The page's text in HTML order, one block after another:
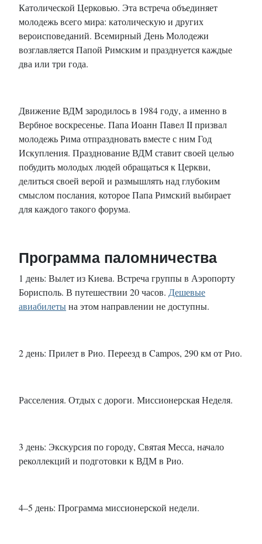
Католической Церковью. Эта встреча объединяет
молодежь всего мира: католическую и других
вероисповеданий. Всемирный День Молодежи
возглавляется Папой Римским и празднуется каждые
два или три года.
Движение ВДМ зародилось в 1984 году, а именно в
Вербное воскресенье. Папа Иоанн Павел II призвал
молодежь Рима отпраздновать вместе с ним Год
Искупления. Празднование ВДМ ставит своей целью
побудить молодых людей обращаться к Церкви,
делиться своей верой и размышлять над глубоким
смыслом послания, которое Папа Римский выбирает
для каждого такого форума.
Программа паломничества
1 день: Вылет из Киева. Встреча группы в Аэропорту
Борисполь. В путешествии 20 часов. Дешевые
авиабилетына этом направлении не доступны.
2 день: Прилет в Рио. Переезд в Campos, 290 км от Рио.
Расселения. Отдых с дороги. Миссионерская Неделя.
3 день: Экскурсия по городу, Святая Месса, начало
реколлекций и подготовки к ВДМ в Рио.
4–5 день: Программа миссионерской недели.